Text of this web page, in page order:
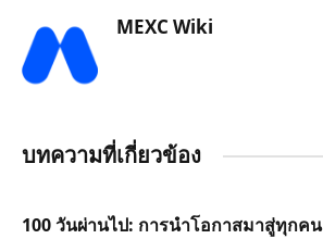
MEXC Wiki
บทความที่เกี่ยวข้อง
100 วันผ่านไป: การนำโอกาสมาสู่ทุกคน